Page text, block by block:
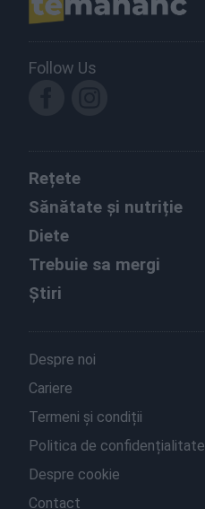
Follow Us
Rețete
Sănătate și nutriție
Diete
Trebuie sa mergi
Știri
Despre noi
Cariere
Termeni și condiții
Politica de confidențialitate
Despre cookie
Contact